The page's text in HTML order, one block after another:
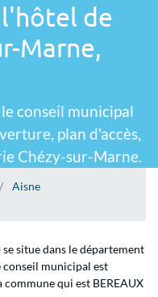
de
Marne,
conseil municipal
plan d'accès,
Chézy-sur-Marne.
Aisne
situe dans le département
conseil municipal est
qui est BEREAUX